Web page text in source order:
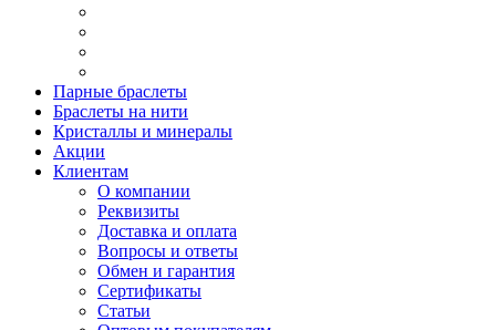
Парные браслеты
Браслеты на нити
Кристаллы и минералы
Акции
Клиентам
О компании
Реквизиты
Доставка и оплата
Вопросы и ответы
Обмен и гарантия
Сертификаты
Статьи